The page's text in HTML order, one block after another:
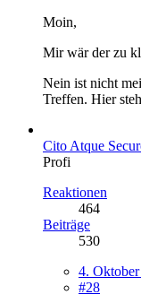
Moin,
Mir wär der zu
Nein ist nicht
Treffen. Hier
Cito Atque
Profi
Reaktionen
464
Beiträge
530
4.
#28